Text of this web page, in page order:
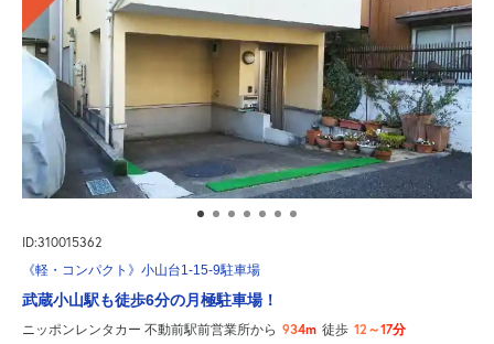
ID:310015362
《軽・コンパクト》小山台1-15-9駐車場
武蔵小山駅も徒歩6分の月極駐車場！
ニッポンレンタカー 不動前駅前営業所から 934m 徒歩 12～17分